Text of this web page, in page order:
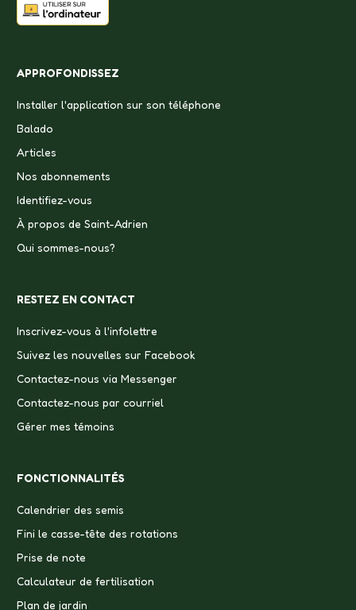
APPROFONDISSEZ
Installer l'application sur son téléphone
Balado
Articles
Nos abonnements
Identifiez-vous
À propos de Saint-Adrien
Qui sommes-nous?
RESTEZ EN CONTACT
Inscrivez-vous à l'infolettre
Suivez les nouvelles sur Facebook
Contactez-nous via Messenger
Contactez-nous par courriel
Gérer mes témoins
FONCTIONNALITÉS
Calendrier des semis
Fini le casse-tête des rotations
Prise de note
Calculateur de fertilisation
Plan de jardin